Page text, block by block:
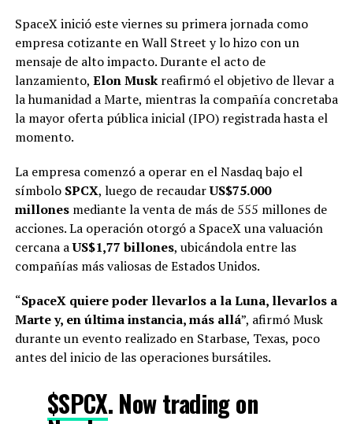
SpaceX inició este viernes su primera jornada como
empresa cotizante en Wall Street y lo hizo con un
mensaje de alto impacto. Durante el acto de
lanzamiento, Elon Muskreafirmó el objetivo de llevar a
la humanidad a Marte, mientras la compañía concretaba
la mayor oferta pública inicial (IPO) registrada hasta el
momento.
La empresa comenzó a operar en el Nasdaq bajo el
símbolo SPCX, luego de recaudarUS$75.000
millonesmediante la venta de más de 555 millones de
acciones. La operación otorgó a SpaceX una valuación
cercana aUS$1,77 billones, ubicándola entre las
compañías más valiosas de Estados Unidos.
“SpaceX quiere poder llevarlos a la Luna, llevarlos a
Marte y, en última instancia, más allá”, afirmó Musk
durante un evento realizado en Starbase, Texas, poco
antes del inicio de las operaciones bursátiles.
$SPCX. Now trading on